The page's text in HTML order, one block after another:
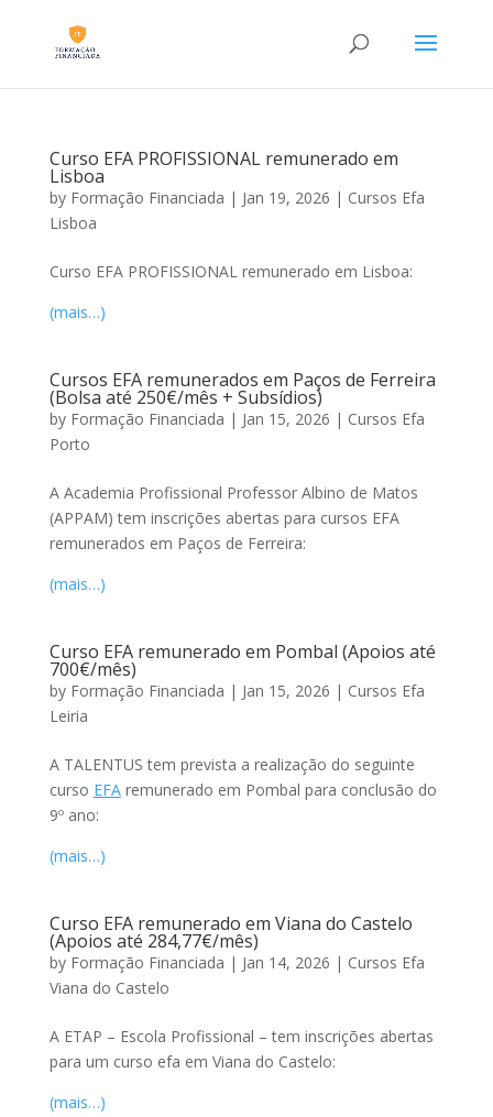
Curso EFA PROFISSIONAL remunerado em
Lisboa
by Formação Financiada | Jan 19, 2026 | Cursos Efa
Lisboa
Curso EFA PROFISSIONAL remunerado em Lisboa:
(mais…)
Cursos EFA remunerados em Paços de Ferreira
(Bolsa até 250€/mês + Subsídios)
by Formação Financiada | Jan 15, 2026 | Cursos Efa
Porto
A Academia Profissional Professor Albino de Matos
(APPAM) tem inscrições abertas para cursos EFA
remunerados em Paços de Ferreira:
(mais…)
Curso EFA remunerado em Pombal (Apoios até
700€/mês)
by Formação Financiada | Jan 15, 2026 | Cursos Efa
Leiria
A TALENTUS tem prevista a realização do seguinte
curso EFAremunerado em Pombal para conclusão do
9º ano:
(mais…)
Curso EFA remunerado em Viana do Castelo
(Apoios até 284,77€/mês)
by Formação Financiada | Jan 14, 2026 | Cursos Efa
Viana do Castelo
A ETAP – Escola Profissional – tem inscrições abertas
para um curso efa em Viana do Castelo:
(mais…)